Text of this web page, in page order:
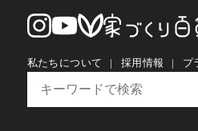
私たちについて 採用情報 プ